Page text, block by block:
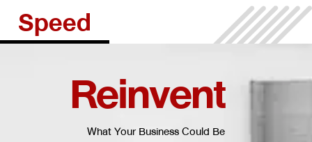
Speed
Reinvent
What Your Business Could Be